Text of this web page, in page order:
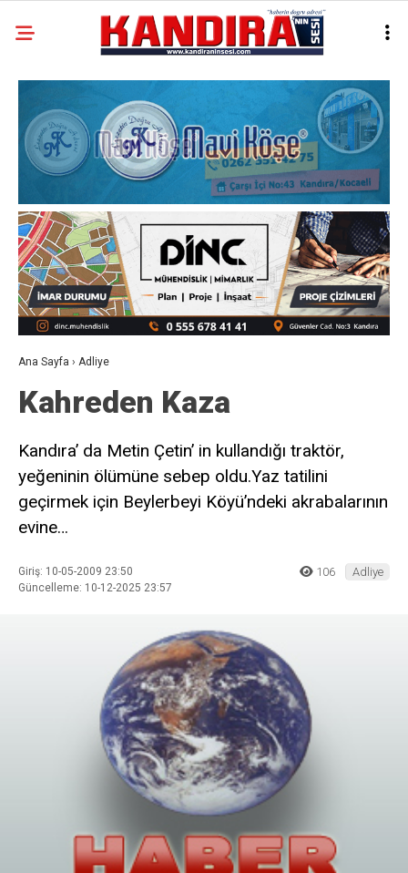
Ana Sayfa › Adliye
Kahreden Kaza
Kandıra’ da Metin Çetin’ in kullandığı traktör,
yeğeninin ölümüne sebep oldu.Yaz tatilini
geçirmek için Beylerbeyi Köyü’ndeki akrabalarının
evine…
Giriş: 10-05-2009 23:50
Güncelleme: 10-12-2025 23:57
106 Adliye